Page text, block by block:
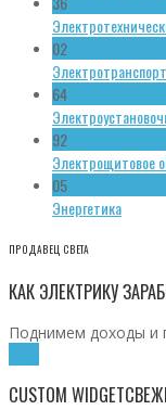
02
Электротранспорт
64
92
Электрощитовое
05
Энергетика
ПРОДАВЕЦ СВЕТА
КАК ЭЛЕКТРИКУ
Поднимем доходы и
CUSTOM WIDGET